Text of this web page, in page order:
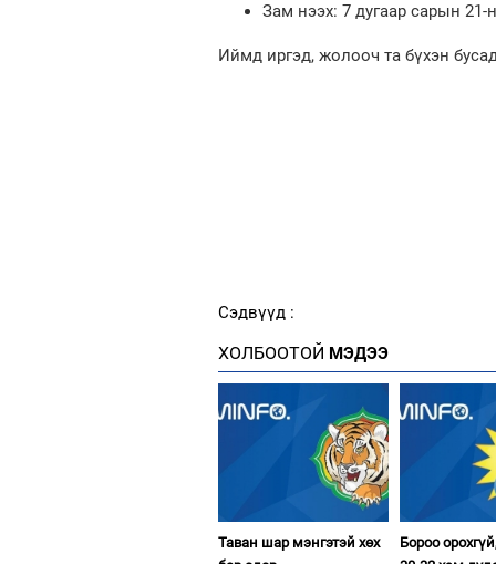
Зам нээх: 7 дугаар сарын 21-
Иймд иргэд, жолооч та бүхэн
Сэдвүүд :
ХОЛБООТОЙ МЭДЭЭ
Таван шар мэнгэтэй хөх
Бороо